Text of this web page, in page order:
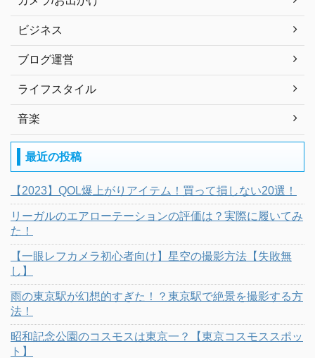
ビジネス
ブログ運営
ライフスタイル
音楽
最近の投稿
【2023】QOL爆上がりアイテム！買って損しない20選！
リーガルのエアローテーションの評価は？実際に履いてみ
た！
【一眼レフカメラ初心者向け】星空の撮影方法【失敗無
し】
雨の東京駅が幻想的すぎた！？東京駅で絶景を撮影する方
法！
昭和記念公園のコスモスは東京一？【東京コスモススポッ
ト】